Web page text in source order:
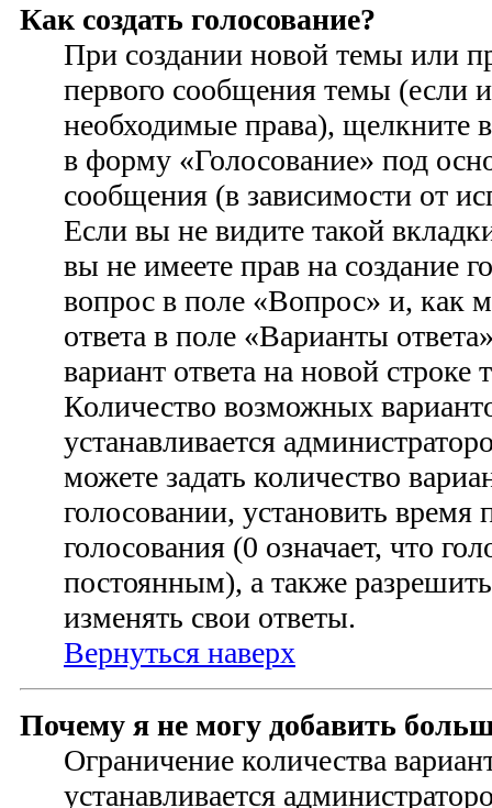
Как создать голосование?
При создании новой темы или
первого сообщения темы (если
необходимые права), щелкните
в форму «Голосование» под
сообщения (в зависимости от
Если вы не видите такой
вы не имеете прав на создание
вопрос в поле «Вопрос» и, как
ответа в поле «Варианты
вариант ответа на новой строке
Количество возможных
устанавливается
можете задать количество
голосовании, установить время
голосования (0 означает, что
постоянным), а также
изменять свои ответы.
Вернуться наверх
Почему я не могу добавить
Ограничение количества
устанавливается